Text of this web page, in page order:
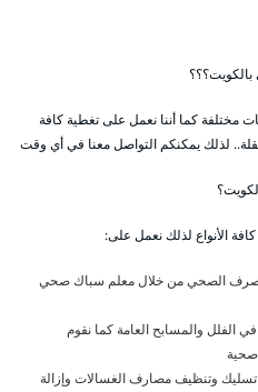
كما أننا نعمل على تغطية كافة
لذلك يمكنكم التواصل معنا في أي وقت
الأنواع لذلك نعمل على:
الصرف الصحي من خلال معلم سباك صحي
الفلل والمسابح العامة كما نقوم
وتنظيف مصارف الغسالات وإزالة